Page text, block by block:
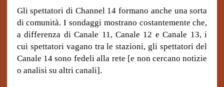
Gli spettatori di Channel 14 formano anche una sorta
di comunità. I sondaggi mostrano costantemente che,
a differenza di Canale 11, Canale 12 e Canale 13, i
cui spettatori vagano tra le stazioni, gli spettatori del
Canale 14 sono fedeli alla rete [e non cercano notizie
o analisi su altri canali].